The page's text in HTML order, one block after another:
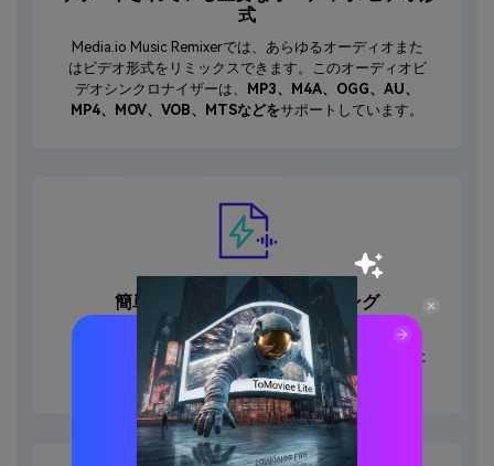
式
Media.io Music Remixerでは、あらゆるオーディオまた
はビデオ形式をリミックスできます。このオーディオビ
デオシンクロナイザーは、
MP3、M4A、OGG、AU、
MP4、MOV、VOB、MTSなどをサポートしています。
簡単、速い、自動ミックスソング
Adobe AuditionやAudacity などのプロレベルの音楽リ
ミキサーと比較すると、ミキシングの目標を達成するた
めに事前の音楽編集経験は必要ありません。